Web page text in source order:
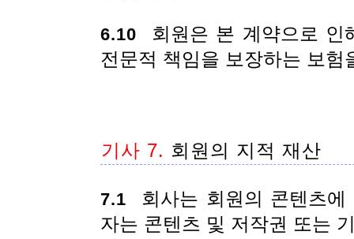
6.10 회원은 본 계약으로 인
전문적 책임을 보장하는 보
기사 7. 회원의 지적 재산
7.1 회사는 회원의 콘텐츠에
자는 콘텐츠 및 저작권 또는